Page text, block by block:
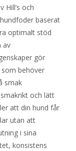
Hill’s och
baserat
optimalt stöd
av
gör
behöver
smak
och lätt
att din hund får
utan att
i sina
konsistens